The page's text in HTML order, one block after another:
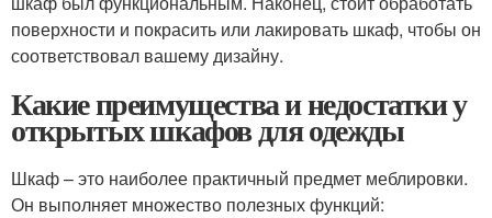
поверхности и покрасить или лакировать шкаф, чтобы он
соответствовал вашему дизайну.
Какие преимущества и недостатки у
открытых шкафов для одежды
Шкаф – это наиболее практичный предмет меблировки.
Он выполняет множество полезных функций: